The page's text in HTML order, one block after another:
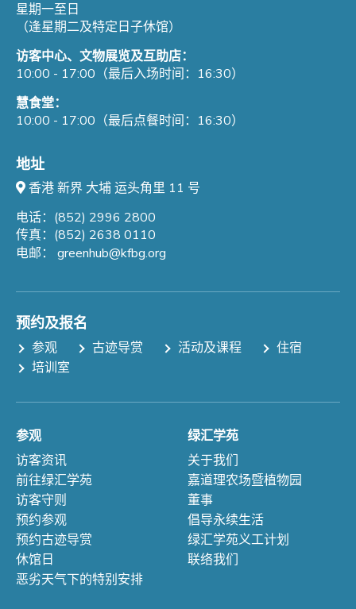
星期一至日
（逢星期二及特定日子休馆）
访客中心、文物展览及互助店：
10:00 - 17:00（最后入场时间：16:30）
慧食堂：
10:00 - 17:00（最后点餐时间：16:30）
地址
香港 新界 大埔 运头角里 11 号
电话：(852) 2996 2800
传真：(852) 2638 0110
电邮： greenhub@kfbg.org
预约及报名
参观 古迹导赏 活动及课程
住宿
培训室
参观
访客资讯
前往绿汇学苑
访客守则
预约参观
预约古迹导赏
休馆日
恶劣天气下的特别安排
绿汇学苑
关于我们
嘉道理农场暨植物园
董事
倡导永续生活
绿汇学苑义工计划
联络我们